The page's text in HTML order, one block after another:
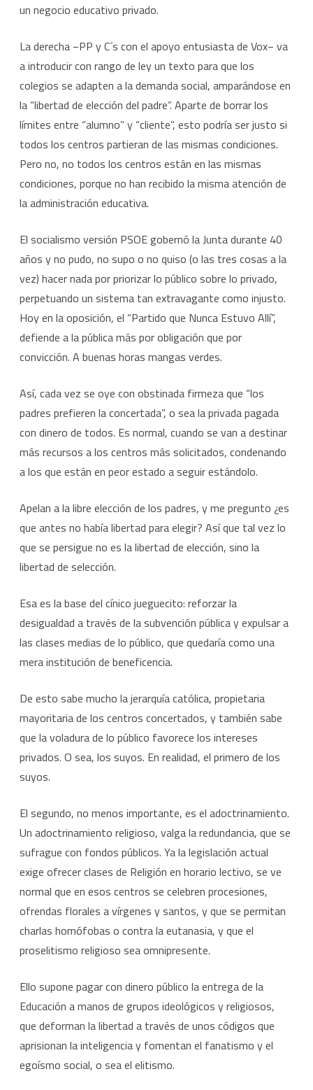
un negocio educativo privado.
La derecha −PP y C´s con el apoyo entusiasta de Vox− va
a introducir con rango de ley un texto para que los
colegios se adapten a la demanda social, amparándose en
la “libertad de elección del padre”. Aparte de borrar los
límites entre “alumno” y “cliente”, esto podría ser justo si
todos los centros partieran de las mismas condiciones.
Pero no, no todos los centros están en las mismas
condiciones, porque no han recibido la misma atención de
la administración educativa.
El socialismo versión PSOE gobernó la Junta durante 40
años y no pudo, no supo o no quiso (o las tres cosas a la
vez) hacer nada por priorizar lo público sobre lo privado,
perpetuando un sistema tan extravagante como injusto.
Hoy en la oposición, el “Partido que Nunca Estuvo Allí”,
defiende a la pública más por obligación que por
convicción. A buenas horas mangas verdes.
Así, cada vez se oye con obstinada firmeza que “los
padres prefieren la concertada”, o sea la privada pagada
con dinero de todos. Es normal, cuando se van a destinar
más recursos a los centros más solicitados, condenando
a los que están en peor estado a seguir estándolo.
Apelan a la libre elección de los padres, y me pregunto ¿es
que antes no había libertad para elegir? Así que tal vez lo
que se persigue no es la libertad de elección, sino la
libertad de selección.
Esa es la base del cínico jueguecito: reforzar la
desigualdad a través de la subvención pública y expulsar a
las clases medias de lo público, que quedaría como una
mera institución de beneficencia.
De esto sabe mucho la jerarquía católica, propietaria
mayoritaria de los centros concertados, y también sabe
que la voladura de lo público favorece los intereses
privados. O sea, los suyos. En realidad, el primero de los
suyos.
El segundo, no menos importante, es el adoctrinamiento.
Un adoctrinamiento religioso, valga la redundancia, que se
sufrague con fondos públicos. Ya la legislación actual
exige ofrecer clases de Religión en horario lectivo, se ve
normal que en esos centros se celebren procesiones,
ofrendas florales a vírgenes y santos, y que se permitan
charlas homófobas o contra la eutanasia, y que el
proselitismo religioso sea omnipresente.
Ello supone pagar con dinero público la entrega de la
Educación a manos de grupos ideológicos y religiosos,
que deforman la libertad a través de unos códigos que
aprisionan la inteligencia y fomentan el fanatismo y el
egoísmo social, o sea el elitismo.